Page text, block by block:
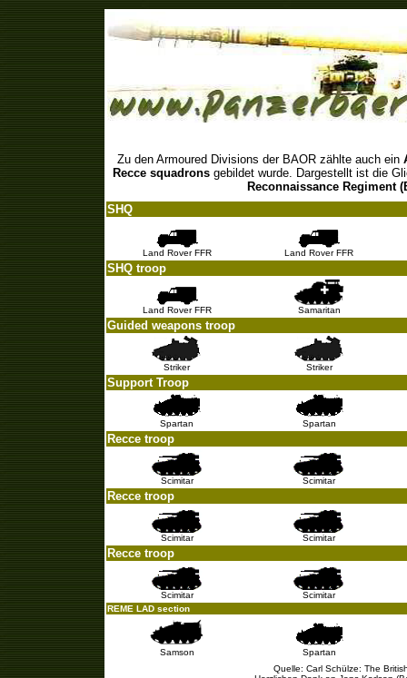
Zu den Armoured Divisions der BAOR zählte auch ein
Recce squadrons gebildet wurde. Dargestellt ist die
Reconnaissance Regiment
SHQ
Land Rover FFR Land Rover FFR
SHQ troop
Land Rover FFR Samaritan
Guided weapons troop
Striker Striker
Support Troop
Spartan Spartan
Recce troop
Scimitar Scimitar
Recce troop
Scimitar Scimitar
Recce troop
Scimitar
Scimitar
REME LAD section
Samson
Spartan
Quelle: Carl Schülze: The